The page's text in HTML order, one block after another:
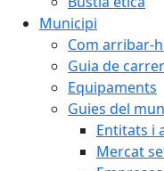
Municipi
Com arribar-
Guia de
Equipaments
Guies del
Entitats i
Mercat